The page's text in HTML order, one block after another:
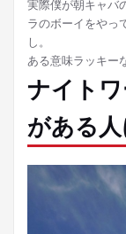
実際僕が朝キャバ
ラのボーイをやっ
し。
ある意味ラッキー
ナイト
がある